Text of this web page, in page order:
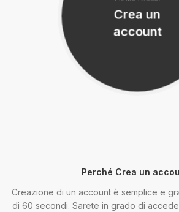
Crea un
account
Perché Crea un
Creazione di un account è semplice e
di 60 secondi. Sarete in grado di